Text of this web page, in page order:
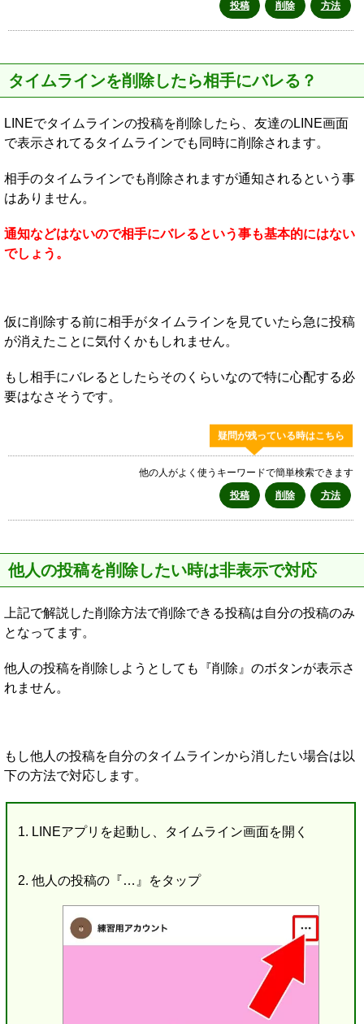
投稿
削除 方法
タイムラインを削除したら相手にバレる？
LINEでタイムラインの投稿を削除したら、友達のLINE画面
で表示されてるタイムラインでも同時に削除されます。
相手のタイムラインでも削除されますが通知されるという事
はありません。
通知などはないので相手にバレるという事も基本的にはない
でしょう。
仮に削除する前に相手がタイムラインを見ていたら急に投稿
が消えたことに気付くかもしれません。
もし相手にバレるとしたらそのくらいなので特に心配する必
要はなさそうです。
疑問が残っている時はこちら
他の人がよく使うキーワードで簡単検索できます
投稿
削除 方法
他人の投稿を削除したい時は非表示で対応
上記で解説した削除方法で削除できる投稿は自分の投稿のみ
となってます。
他人の投稿を削除しようとしても『削除』のボタンが表示さ
れません。
もし他人の投稿を自分のタイムラインから消したい場合は以
下の方法で対応します。
LINEアプリを起動し、タイムライン画面を開く
他人の投稿の『…』をタップ